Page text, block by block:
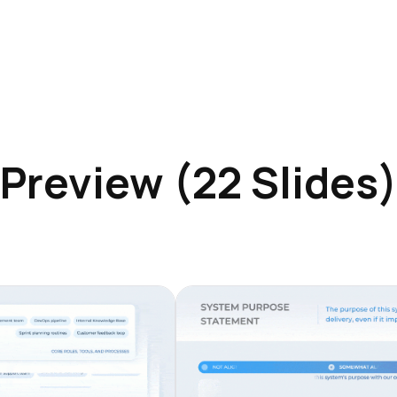
Preview (22 Slides)